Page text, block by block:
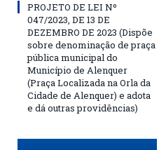
PROJETO DE LEI Nº
047/2023, DE 13 DE
DEZEMBRO DE 2023 (Dispõe
sobre denominação de praça
pública municipal do
Município de Alenquer
(Praça Localizada na Orla da
Cidade de Alenquer) e adota
e dá outras providências)